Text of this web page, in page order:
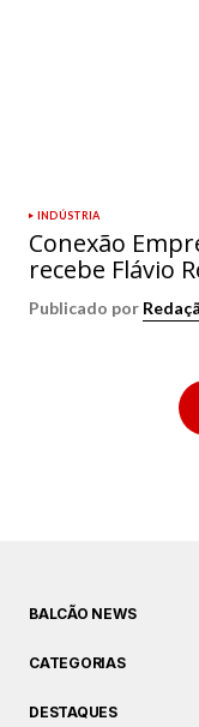
INDÚSTRIA
Conexão
recebe Flávio
Publicado por
BALCÃO NEWS
CATEGORIAS
DESTAQUES